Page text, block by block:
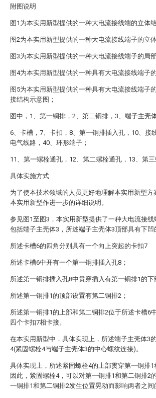
附图说明
图1为本实用新型提供的一种大电流接线端的立体
图2为本实用新型提供的一种大电流接线端子的立
图3为本实用新型提供的一种大电流接线端子的局
图4为本实用新型提供的一种具有大电流接线端子
图5为本实用新型提供的一种具有大电流接线端子
接结构示意图；
图中，1、第一铜排，2、第二铜排，3、端子主壳
6、卡槽，7、卡扣，8、第一铜排插入孔，10、接
电气线路，40、环形端子；
11、第一螺栓通孔，12、第二螺栓通孔，13、第三
具体实施方式
为了使本技术领域的人员更好地理解本实用新型
本实用新型作进一步的详细说明。
参见图1至图3，本实用新型提供了一种大电流接线
包括端子主壳体3，所述端子主壳体3顶部具有下凹
所述卡槽6的四角分别具有一个向上突起的卡扣7
所述卡槽6中开有一个第一铜排插入孔8；
所述第一铜排插入孔8中贯穿插入有第一铜排1的下
所述第一铜排1的顶部设置有第二铜排2；
所述第一铜排1的上部和第二铜排2位于所述卡槽6
四个卡扣7相卡接。
在本实用新型中，具体实现上，所述端子主壳体3
4(紧固螺栓4与端子主壳体3的中心螺纹连接)。
具体实现上，所述紧固螺栓4的上部贯穿第一铜排1
因此，紧固螺栓4，可以对第一铜排1和第二铜排2
一铜排1和第二铜排2发生位置晃动而影响两者之间